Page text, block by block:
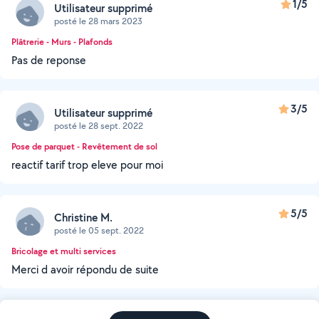
Utilisateur supprimé
posté le 28 mars 2023
1/5
Plâtrerie - Murs - Plafonds
Pas de reponse
Utilisateur supprimé
posté le 28 sept. 2022
3/5
Pose de parquet - Revêtement de sol
reactif tarif trop eleve pour moi
Christine M.
posté le 05 sept. 2022
5/5
Bricolage et multi services
Merci d avoir répondu de suite